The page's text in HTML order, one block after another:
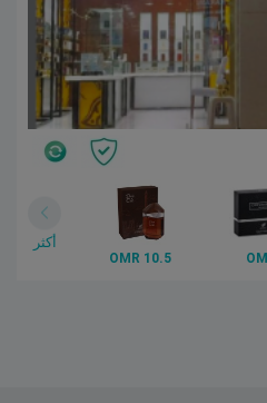
10.5 OMR
أكثر